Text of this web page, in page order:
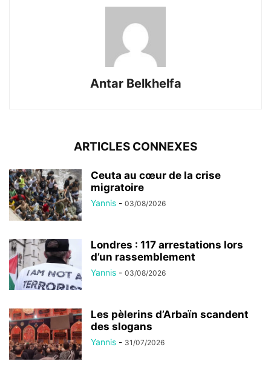
Antar Belkhelfa
ARTICLES CONNEXES
Ceuta au cœur de la crise
migratoire
Yannis - 03/08/2026
Londres : 117 arrestations lors
d’un rassemblement
Yannis - 03/08/2026
Les pèlerins d’Arbaïn scandent
des slogans
Yannis - 31/07/2026